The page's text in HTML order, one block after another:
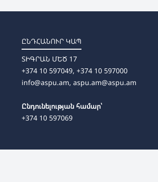
ԸՆԴՀԱՆՈՒՐ ԿԱՊ
ՏԻԳՐԱՆ ՄԵԾ 17
+374 10 597049, +374 10 597000
info@aspu.am, aspu.am@aspu.am
Ընդունելության համար՝
+374 10 597069